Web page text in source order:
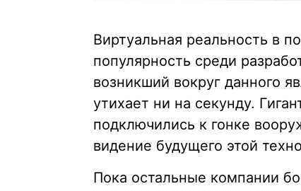
Виртуальная реальность в
популярность среди
возникший вокруг данного
утихает ни на секунду.
подключились к гонке
видение будущего этой
Пока остальные компании